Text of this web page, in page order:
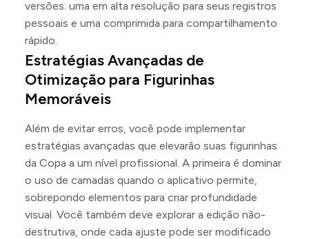
versões: uma em alta resolução para seus registros
pessoais e uma comprimida para compartilhamento
rápido.
Estratégias Avançadas de
Otimização para Figurinhas
Memoráveis
Além de evitar erros, você pode implementar
estratégias avançadas que elevarão suas figurinhas
da Copa a um nível profissional. A primeira é dominar
o uso de camadas quando o aplicativo permite,
sobrepondo elementos para criar profundidade
visual. Você também deve explorar a edição não-
destrutiva, onde cada ajuste pode ser modificado